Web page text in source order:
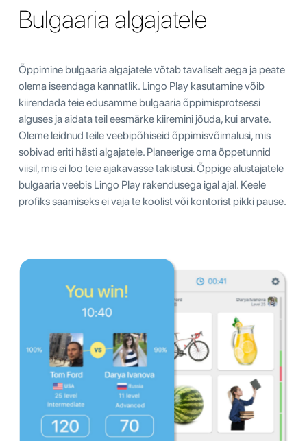
Bulgaaria algajatele
Õppimine bulgaaria algajatele võtab tavaliselt aega ja peate
olema iseendaga kannatlik. Lingo Play kasutamine võib
kiirendada teie edusamme bulgaaria õppimisprotsessi
alguses ja aidata teil eesmärke kiiremini jõuda, kui arvate.
Oleme leidnud teile veebipõhiseid õppimisvõimalusi, mis
sobivad eriti hästi algajatele. Planeerige oma õppetunnid
viisil, mis ei loo teie ajakavasse takistusi. Õppige alustajatele
bulgaaria veebis Lingo Play rakendusega igal ajal. Keele
profiks saamiseks ei vaja te koolist või kontorist pikki pause.